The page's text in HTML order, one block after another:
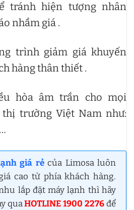
tránh hiện tượng nhân
nhầm giá .
trình giảm giá khuyến
hàng thân thiết .
hòa âm trần cho mọi
trường Việt Nam như:
giá rẻcủa Limosa luôn
cao từ phía khách hàng.
lắp đặt máy lạnh thì hãy
quaHOTLINE 1900 2276để